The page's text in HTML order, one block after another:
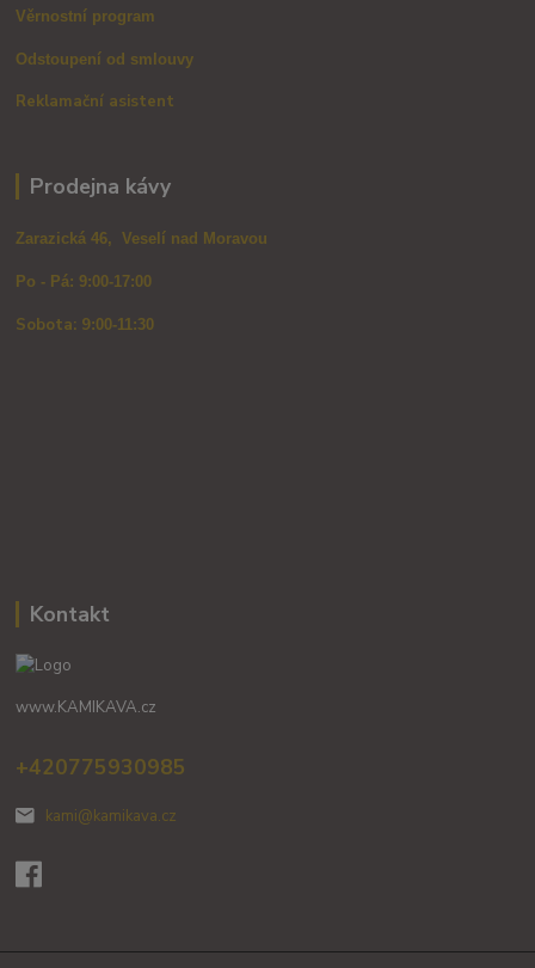
Věrnostní program
Odstoupení od smlouvy
Reklamační asistent
Prodejna kávy
Zarazická 46, Veselí nad Moravou
Po - Pá: 9:00-17:00
Sobota: 9:00-11:30
Kontakt
www.KAMIKAVA.cz
+420775930985
kami@kamikava.cz